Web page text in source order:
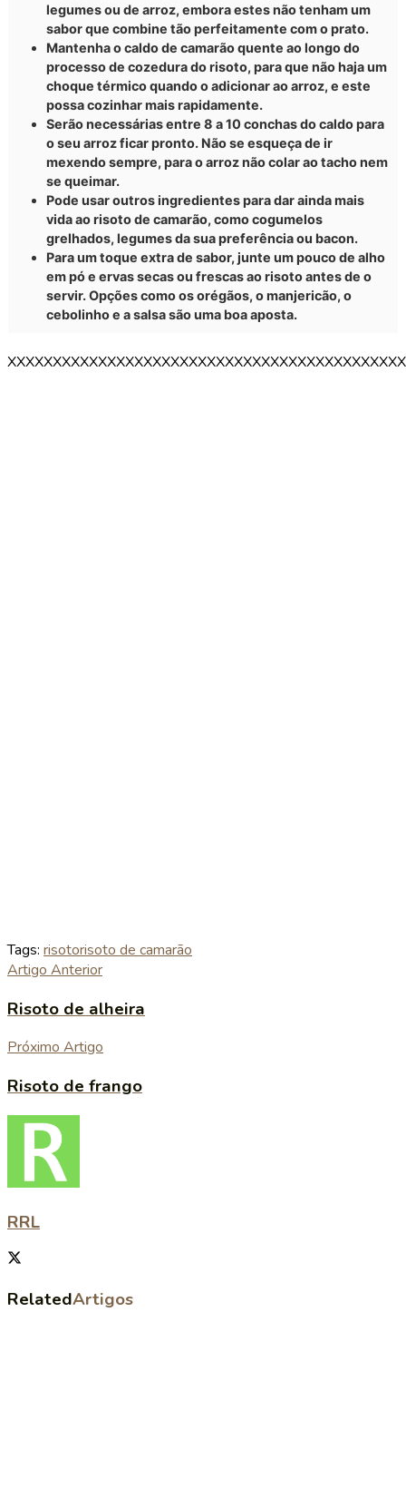
legumes ou de arroz, embora estes não tenham um
sabor que combine tão perfeitamente com o prato.
Mantenha o caldo de camarão quente ao longo do
processo de cozedura do risoto, para que não haja um
choque térmico quando o adicionar ao arroz, e este
possa cozinhar mais rapidamente.
Serão necessárias entre 8 a 10 conchas do caldo para
o seu arroz ficar pronto. Não se esqueça de ir
mexendo sempre, para o arroz não colar ao tacho nem
se queimar.
Pode usar outros ingredientes para dar ainda mais
vida ao risoto de camarão, como cogumelos
grelhados, legumes da sua preferência ou bacon.
Para um toque extra de sabor, junte um pouco de alho
em pó e ervas secas ou frescas ao risoto antes de o
servir. Opções como os orégãos, o manjericão, o
cebolinho e a salsa são uma boa aposta.
Tags: risotorisoto de camarão
Artigo Anterior
Risoto de alheira
Próximo Artigo
Risoto de frango
RRL
RelatedArtigos